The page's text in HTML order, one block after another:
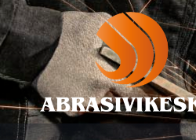
Skip
to
content